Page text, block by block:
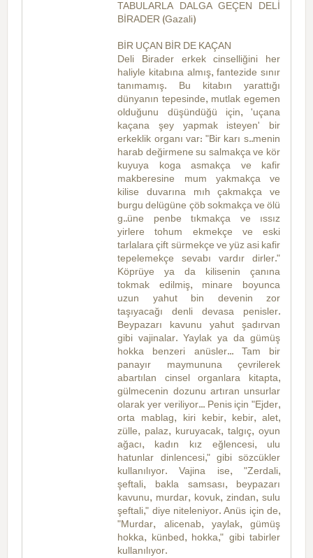
TABULARLA DALGA GEÇEN DELİ
BİRADER (Gazali)
BİR UÇAN BİR DE KAÇAN
Deli Birader erkek cinselliğini her
haliyle kitabına almış, fantezide sınır
tanımamış. Bu kitabın yarattığı
dünyanın tepesinde, mutlak egemen
olduğunu düşündüğü için, 'uçana
kaçana şey yapmak isteyen' bir
erkeklik organı var: "Bir karı s..menin
harab değirmene su salmakça ve kör
kuyuya koga asmakça ve kafir
makberesine mum yakmakça ve
kilise duvarına mıh çakmakça ve
burgu delügüne çöb sokmakça ve ölü
g..üne penbe tıkmakça ve ıssız
yirlere tohum ekmekçe ve eski
tarlalara çift sürmekçe ve yüz asi kafir
tepelemekçe sevabı vardır dirler."
Köprüye ya da kilisenin çanına
tokmak edilmiş, minare boyunca
uzun yahut bin devenin zor
taşıyacağı denli devasa penisler.
Beypazarı kavunu yahut şadırvan
gibi vajinalar. Yaylak ya da gümüş
hokka benzeri anüsler... Tam bir
panayır maymununa çevrilerek
abartılan cinsel organlara kitapta,
gülmecenin dozunu artıran unsurlar
olarak yer veriliyor... Penis için "Ejder,
orta mablag, kiri kebir, kebir, alet,
zülle, palaz, kuruyacak, talgıç, oyun
ağacı, kadın kız eğlencesi, ulu
hatunlar dinlencesi," gibi sözcükler
kullanılıyor. Vajina ise, "Zerdali,
şeftali, bakla samsası, beypazarı
kavunu, murdar, kovuk, zindan, sulu
şeftali," diye niteleniyor. Anüs için de,
"Murdar, alicenab, yaylak, gümüş
hokka, künbed, hokka," gibi tabirler
kullanılıyor.